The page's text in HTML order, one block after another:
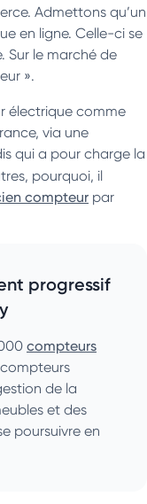
Admettons qu’un
en ligne. Celle-ci se
Sur le marché de
».
électrique comme
via une
qui a pour charge la
pourquoi, il
compteur par
progressif
compteurs
compteurs
de la
et des
poursuivre en